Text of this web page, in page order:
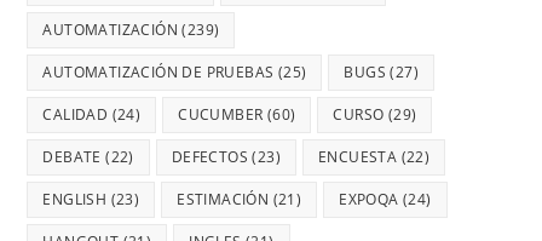
AUTOMATIZACIÓN (239)
AUTOMATIZACIÓN DE PRUEBAS (25) BUGS (27)
CALIDAD (24) CUCUMBER (60) CURSO (29)
DEBATE (22) DEFECTOS (23) ENCUESTA (22)
ENGLISH (23) ESTIMACIÓN (21) EXPOQA (24)